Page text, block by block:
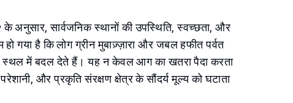
अनुसार, सार्वजनिक स्थानों की उपस्थिति, स्वच्छता, और
गया है कि लोग ग्रीन मुबाज़्ज़ारा और जबल हफीत पर्वत
स्थल में बदल देते हैं। यह न केवल आग का खतरा पैदा करता
और प्रकृति संरक्षण क्षेत्र के सौंदर्य मूल्य को घटाता